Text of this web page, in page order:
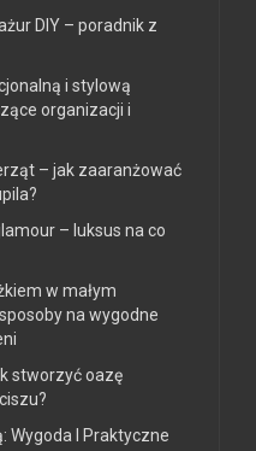
DIY – poradnik z
i stylową
organizacji i
– jak zaaranżować
– luksus na co
w małym
na wygodne
stworzyć oazę
Wygoda I Praktyczne